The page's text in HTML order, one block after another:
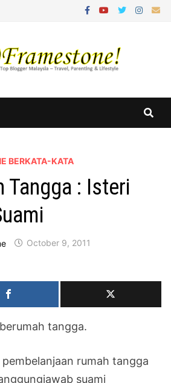
BERKATA-KATA
Tangga : Isteri
October 9, 2011
tangga.
rumah tangga
suami